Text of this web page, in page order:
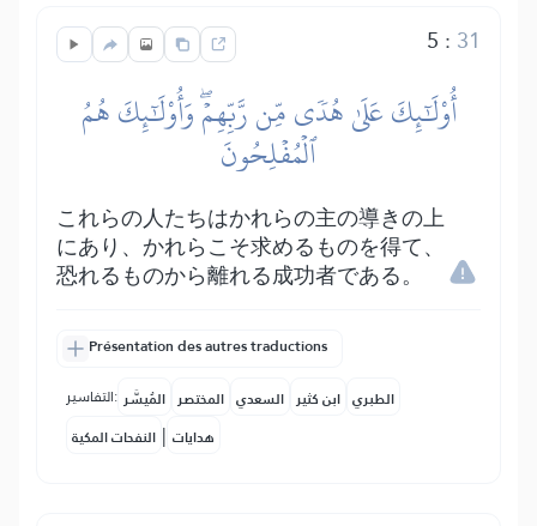
5 : 31
أُوْلَٰٓئِكَ عَلَىٰ هُدٗى مِّن رَّبِّهِمۡۖ وَأُوْلَٰٓئِكَ هُمُ
ٱلۡمُفۡلِحُونَ
これらの人たちはかれらの主の導きの上
にあり、かれらこそ求めるものを得て、
恐れるものから離れる成功者である。
Présentation des autres traductions
التفاسير: المُيسَّر المختصر السعدي ابن كثير الطبري
النفحات المكية | هدايات